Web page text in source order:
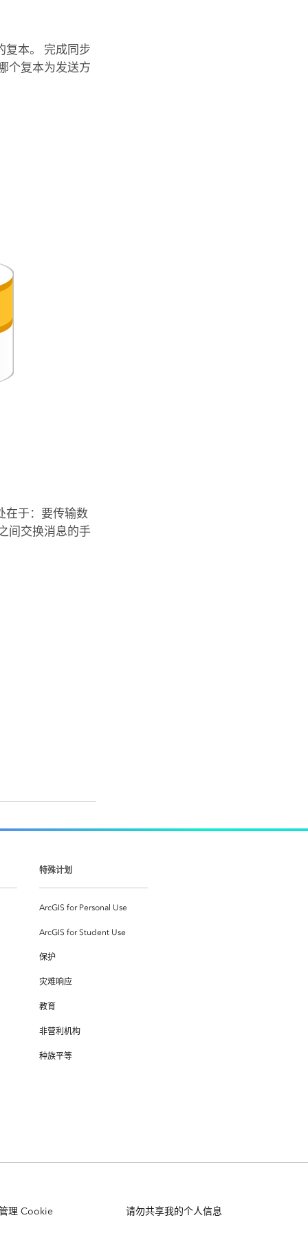
复本。 完成同步
个复本为发送方
在于：要传输数
间交换消息的手
特殊计划
ArcGIS for Personal Use
ArcGIS for Student Use
保护
灾难响应
教育
非营利机构
种族平等
理 Cookie 请勿共享我的个人信息